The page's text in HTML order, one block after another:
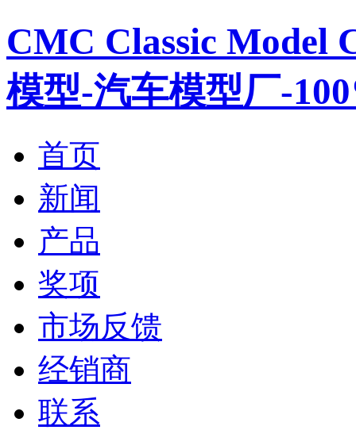
CMC Classic Model
模型-汽车模型厂-
首页
新闻
产品
奖项
市场反馈
经销商
联系